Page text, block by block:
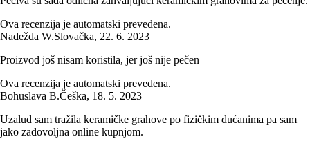
Ova recenzija je automatski prevedena.
Nadežda W.Slovačka, 22. 6. 2023
Proizvod još nisam koristila, jer još nije pečen
Ova recenzija je automatski prevedena.
Bohuslava B.Češka, 18. 5. 2023
Uzalud sam tražila keramičke grahove po fizičkim dućanima pa sam
jako zadovoljna online kupnjom.